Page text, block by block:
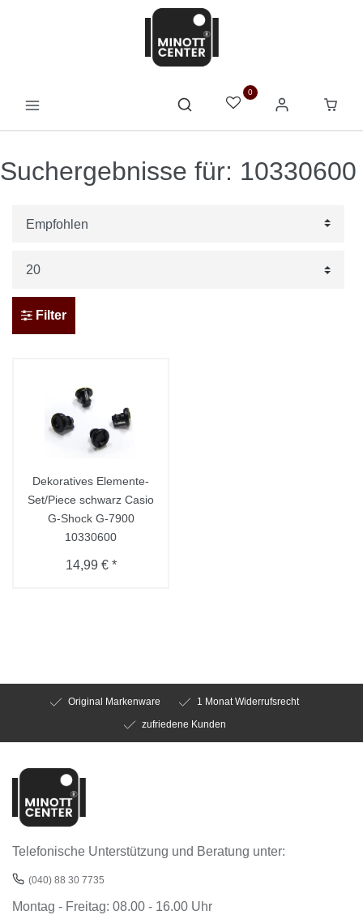
0
Suchergebnisse für: 10330600
Filter
Dekoratives Elemente-
Set/Piece schwarz Casio
G-Shock G-7900
10330600
14,99 € *
Original Markenware
1 Monat Widerrufsrecht
zufriedene Kunden
Telefonische Unterstützung und Beratung unter:
(040) 88 30 7735
Montag - Freitag: 08.00 - 16.00 Uhr